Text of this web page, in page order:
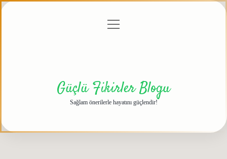
menüyü
Güçlü Fikirler Blogu
Sağlam önerilerle hayatını güçlendir!